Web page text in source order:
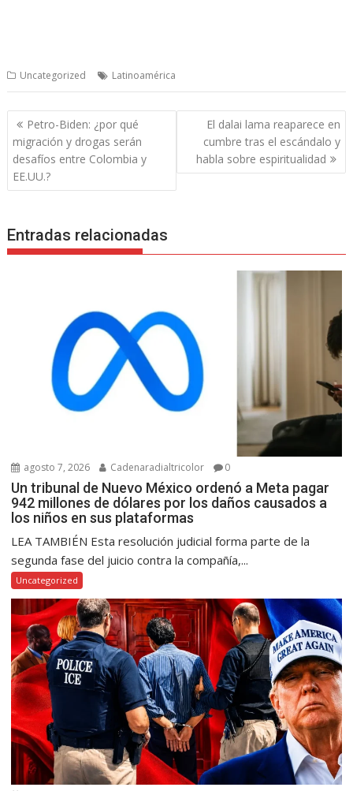
Uncategorized Latinoamérica
Navegación
de
entradas
Petro-Biden: ¿por qué
migración y drogas serán
desafíos entre Colombia y
EE.UU.?
El dalai lama reaparece en
cumbre tras el escándalo y
habla sobre espiritualidad
Entradas relacionadas
agosto 7, 2026 Cadenaradialtricolor 0
Un tribunal de Nuevo México ordenó a Meta pagar
942 millones de dólares por los daños causados a
los niños en sus plataformas
LEA TAMBIÉN Esta resolución judicial forma parte de la
segunda fase del juicio contra la compañía,...
Uncategorized